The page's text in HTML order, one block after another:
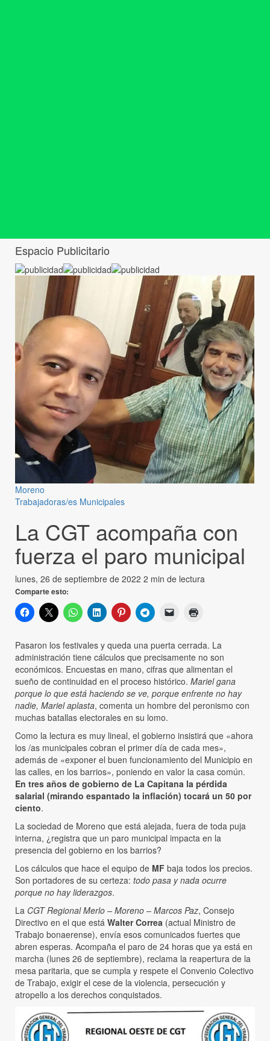
Espacio Publicitario
Moreno
Trabajadoras/es Municipales
La CGT acompaña con
fuerza el paro municipal
lunes, 26 de septiembre de 2022 2 min de lectura
Comparte esto:
Pasaron los festivales y queda una puerta cerrada. La
administración tiene cálculos que precisamente no son
económicos. Encuestas en mano, cifras que alimentan el
sueño de continuidad en el proceso histórico. Mariel gana
porque lo que está haciendo se ve, porque enfrente no hay
nadie, Mariel aplasta, comenta un hombre del peronismo con
muchas batallas electorales en su lomo.
Como la lectura es muy lineal, el gobierno insistirá que «ahora
los /as municipales cobran el primer día de cada mes»,
además de «exponer el buen funcionamiento del Municipio en
las calles, en los barrios», poniendo en valor la casa común.
En tres años de gobierno de La Capitana la pérdida
salarial (mirando espantado la inflación) tocará un 50 por
ciento.
La sociedad de Moreno que está alejada, fuera de toda puja
interna, ¿registra que un paro municipal impacta en la
presencia del gobierno en los barrios?
Los cálculos que hace el equipo de MF baja todos los precios.
Son portadores de su certeza: todo pasa y nada ocurre
porque no hay liderazgos.
La CGT Regional Merlo – Moreno – Marcos Paz, Consejo
Directivo en el que está Walter Correa (actual Ministro de
Trabajo bonaerense), envía esos comunicados fuertes que
abren esperas. Acompaña el paro de 24 horas que ya está en
marcha (lunes 26 de septiembre), reclama la reapertura de la
mesa paritaria, que se cumpla y respete el Convenio Colectivo
de Trabajo, exigir el cese de la violencia, persecución y
atropello a los derechos conquistados.